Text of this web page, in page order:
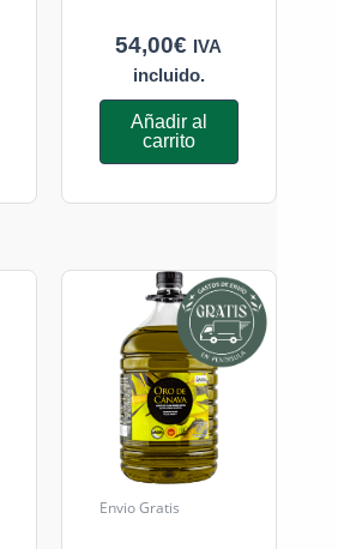
54,00€ IVA
incluido.
Añadir al
carrito
Envio Gratis